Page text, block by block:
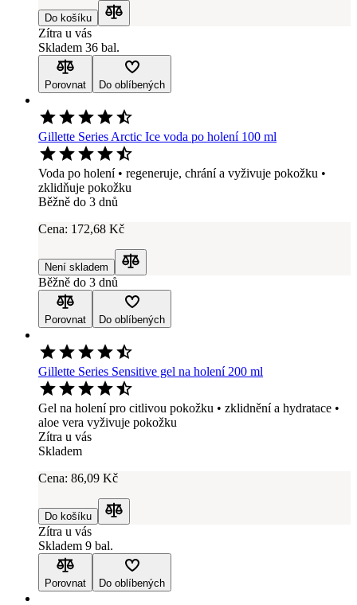
Do košíku
Porovnat
Zítra u vás
Skladem 36 bal.
Porovnat Do oblíbených
Gillette Series Arctic Ice voda po holení 100 ml
Voda po holení • regeneruje, chrání a vyživuje pokožku •
zklidňuje pokožku
Běžně do 3 dnů
Cena: 172,68 Kč
Není skladem
Porovnat
Běžně do 3 dnů
Porovnat Do oblíbených
Gillette Series Sensitive gel na holení 200 ml
Gel na holení pro citlivou pokožku • zklidnění a hydratace •
aloe vera vyživuje pokožku
Zítra u vás
Skladem
Cena: 86,09 Kč
Do košíku
Porovnat
Zítra u vás
Skladem 9 bal.
Porovnat Do oblíbených